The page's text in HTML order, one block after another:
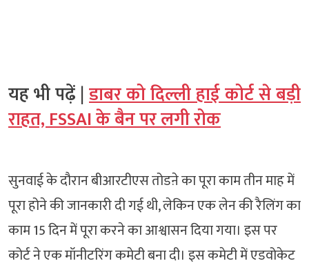
यह भी पढ़ें |डाबर को दिल्ली हाई कोर्ट से बड़ी
राहत, FSSAI के बैन पर लगी रोक
सुनवाई के दौरान बीआरटीएस तोडऩे का पूरा काम तीन माह में
पूरा होने की जानकारी दी गई थी, लेकिन एक लेन की रैलिंग का
काम 15 दिन में पूरा करने का आश्वासन दिया गया। इस पर
कोर्ट ने एक मॉनीटरिंग कमेटी बना दी। इस कमेटी में एडवोकेट